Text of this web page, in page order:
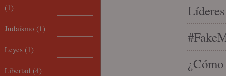
(1)
Judaísmo (1)
Leyes (1)
Libertad (4)